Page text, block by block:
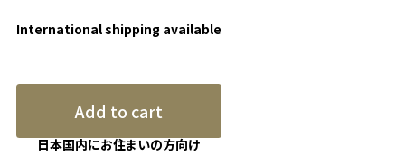
International shipping available
Add to cart
日本国内にお住まいの方向け